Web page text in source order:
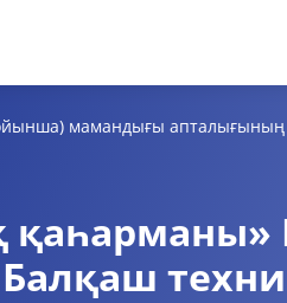
мамандығы
қаһарманы»